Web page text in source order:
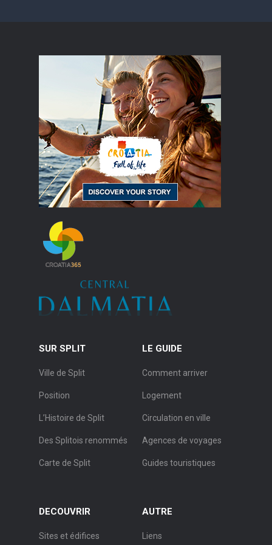
SUR SPLIT
Ville de Split
Position
L’Histoire de Split
Des Splitois renommés
Carte de Split
LE GUIDE
Comment arriver
Logement
Circulation en ville
Agences de voyages
Guides touristiques
DECOUVRIR
Sites et édifices
AUTRE
Liens